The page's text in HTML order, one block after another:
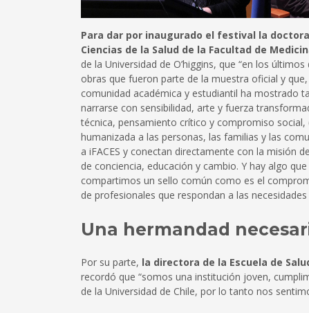
Para dar por inaugurado el festival la
Ciencias de la Salud de la Facultad de
de la Universidad de O’higgins, que “en los
obras que fueron parte de la muestra oficial y
comunidad académica y estudiantil ha mostrado
narrarse con sensibilidad, arte y fuerza
técnica, pensamiento crítico y compromiso
humanizada a las personas, las familias y las
a iFACES y conectan directamente con la misión
de conciencia, educación y cambio. Y hay algo
compartimos un sello común como es el
de profesionales que respondan a las necesidades
Una hermandad
Por su parte, la directora de la Escuela de
recordó que “somos una institución joven,
de la Universidad de Chile, por lo tanto nos